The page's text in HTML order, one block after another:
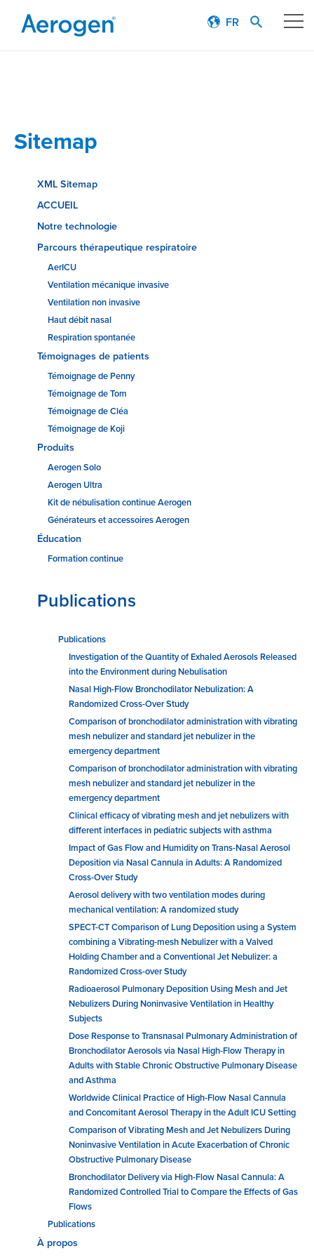
Témoignages de patients
Produits
Éducation
À propos
Careers
Contact
FR
Sitemap
XML Sitemap
ACCUEIL
Notre technologie
Parcours thérapeutique respiratoire
AerICU
Ventilation mécanique invasive
Ventilation non invasive
Haut débit nasal
Respiration spontanée
Témoignages de patients
Témoignage de Penny
Témoignage de Tom
Témoignage de Cléa
Témoignage de Koji
Produits
Aerogen Solo
Aerogen Ultra
Kit de nébulisation continue Aerogen
Générateurs et accessoires Aerogen
Éducation
Formation continue
Publications
Publications
Investigation of the Quantity of Exhaled Aerosols Released
into the Environment during Nebulisation
Nasal High-Flow Bronchodilator Nebulization: A
Randomized Cross-Over Study
Comparison of bronchodilator administration with vibrating
mesh nebulizer and standard jet nebulizer in the
emergency department
Comparison of bronchodilator administration with vibrating
mesh nebulizer and standard jet nebulizer in the
emergency department
Clinical efficacy of vibrating mesh and jet nebulizers with
different interfaces in pediatric subjects with asthma
Impact of Gas Flow and Humidity on Trans-Nasal Aerosol
Deposition via Nasal Cannula in Adults: A Randomized
Cross-Over Study
Aerosol delivery with two ventilation modes during
mechanical ventilation: A randomized study
SPECT-CT Comparison of Lung Deposition using a System
combining a Vibrating-mesh Nebulizer with a Valved
Holding Chamber and a Conventional Jet Nebulizer: a
Randomized Cross-over Study
Radioaerosol Pulmonary Deposition Using Mesh and Jet
Nebulizers During Noninvasive Ventilation in Healthy
Subjects
Dose Response to Transnasal Pulmonary Administration of
Bronchodilator Aerosols via Nasal High-Flow Therapy in
Adults with Stable Chronic Obstructive Pulmonary Disease
and Asthma
Worldwide Clinical Practice of High-Flow Nasal Cannula
and Concomitant Aerosol Therapy in the Adult ICU Setting
Comparison of Vibrating Mesh and Jet Nebulizers During
Noninvasive Ventilation in Acute Exacerbation of Chronic
Obstructive Pulmonary Disease
Bronchodilator Delivery via High-Flow Nasal Cannula: A
Randomized Controlled Trial to Compare the Effects of Gas
Flows
Publications
À propos